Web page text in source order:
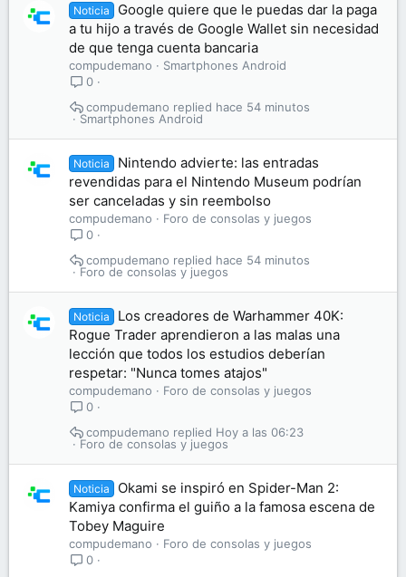
Noticia
Google quiere que le puedas dar la paga
a tu hijo a través de Google Wallet sin necesidad
de que tenga cuenta bancaria
compudemano
Smartphones Android
0
Smartphones Android
hace 54 minutos
compudemano
Noticia
Nintendo advierte: las entradas
revendidas para el Nintendo Museum podrían
ser canceladas y sin reembolso
compudemano
Foro de consolas y juegos
0
Foro de consolas y juegos
hace 54 minutos
compudemano
Noticia
Los creadores de Warhammer 40K:
Rogue Trader aprendieron a las malas una
lección que todos los estudios deberían
respetar: "Nunca tomes atajos"
compudemano
Foro de consolas y juegos
0
Foro de consolas y juegos
Hoy a las 06:23
compudemano
Noticia
Okami se inspiró en Spider-Man 2:
Kamiya confirma el guiño a la famosa escena de
Tobey Maguire
compudemano
Foro de consolas y juegos
0